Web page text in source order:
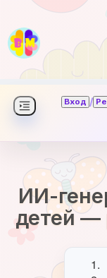
Вход /
ИИ-
детей —